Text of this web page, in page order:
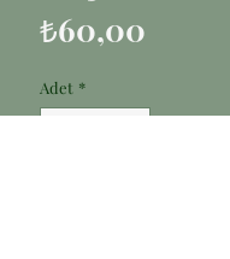
₺60,00
Adet *